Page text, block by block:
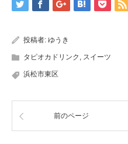
投稿者: ゆうき
タピオカドリンク スイーツ
浜松市東区
前のページ